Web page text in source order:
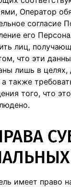
Оператор
согласие
его
лиц,
что эти
лишь в
также
того, что
имеет право